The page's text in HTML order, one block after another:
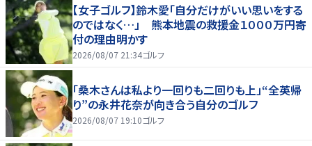
【女子ゴルフ】鈴木愛「自分だけがいい思いをする
のではなく…」 熊本地震の救援金１０００万円寄
付の理由明かす
2026/08/07 21:34ゴルフ
「桑木さんは私より一回りも二回りも上」“全英帰
り”の永井花奈が向き合う自分のゴルフ
2026/08/07 19:10ゴルフ